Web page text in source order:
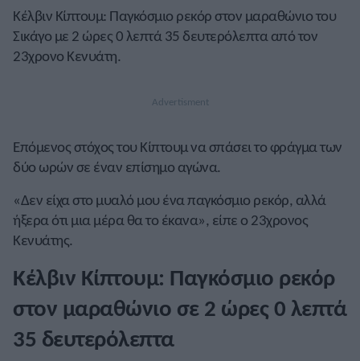
Κέλβιν Κίπτουμ: Παγκόσμιο ρεκόρ στον μαραθώνιο του
Σικάγο με 2 ώρες 0 λεπτά 35 δευτερόλεπτα από τον
23χρονο Κενυάτη.
Επόμενος στόχος του Κίπτουμ να σπάσει το φράγμα των
δύο ωρών σε έναν επίσημο αγώνα.
«Δεν είχα στο μυαλό μου ένα παγκόσμιο ρεκόρ, αλλά
ήξερα ότι μια μέρα θα το έκανα», είπε ο 23χρονος
Κενυάτης.
Κέλβιν Κίπτουμ: Παγκόσμιο ρεκόρ
στον μαραθώνιο σε 2 ώρες 0 λεπτά
35 δευτερόλεπτα